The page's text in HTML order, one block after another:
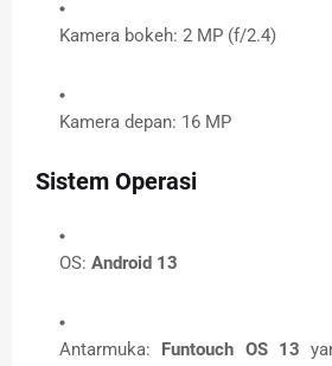
Kamera bokeh: 2 MP (f/2.4)
Kamera depan: 16 MP
Sistem Operasi
OS: Android 13
Antarmuka: Funtouch OS 13